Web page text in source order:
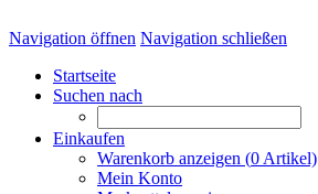
Navigation öffnen Navigation schließen
Startseite
Suchen nach
Einkaufen
Warenkorb anzeigen (0 Artikel)
Mein Konto